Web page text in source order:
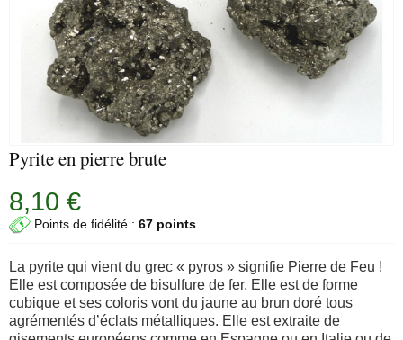
Pyrite en pierre brute
8,10 €
Points de fidélité : 67 points
La pyrite qui vient du grec « pyros » signifie Pierre de Feu !
Elle est composée de bisulfure de fer. Elle est de forme
cubique et ses coloris vont du jaune au brun doré tous
agrémentés d’éclats métalliques. Elle est extraite de